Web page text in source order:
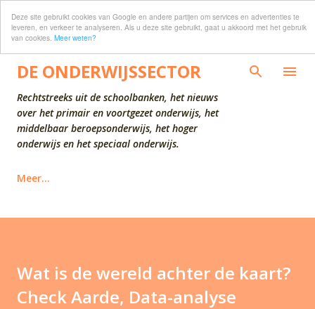
Deze site gebruikt cookies van Google en andere partijen om services en advertenties te
leveren, en verkeer te analyseren. Als u deze site gebruikt, gaat u akkoord met het gebruik
van cookies. Meer weten?
Doorgaan naar hoofdcontent
DE ONDERWIJSSECTOR
Rechtstreeks uit de schoolbanken, het nieuws
over het primair en voortgezet onderwijs, het
middelbaar beroepsonderwijs, het hoger
onderwijs en het speciaal onderwijs.
Meer…
Wat is de wereld achter de kaart?
Check Aarde, Data-analyse